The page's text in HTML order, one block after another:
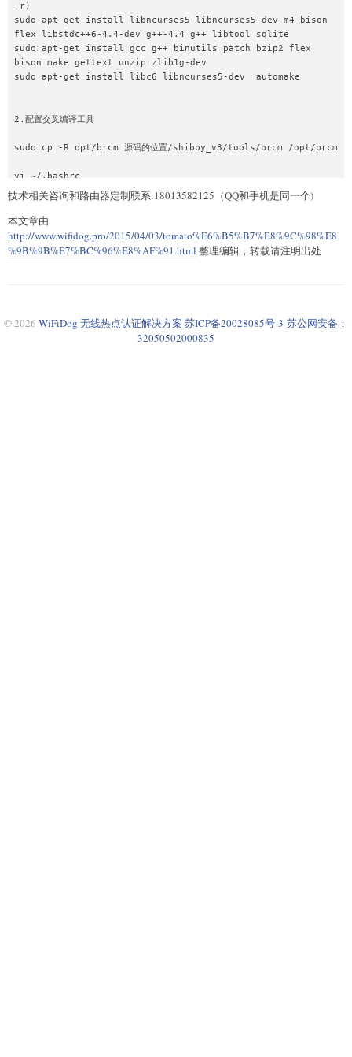
-r)
sudo apt-get install libncurses5 libncurses5-dev m4 bison
flex libstdc++6-4.4-dev g++-4.4 g++ libtool sqlite
sudo apt-get install gcc g++ binutils patch bzip2 flex
bison make gettext unzip zlib1g-dev
sudo apt-get install libc6 libncurses5-dev  automake
2.配置交叉编译工具
sudo cp -R opt/brcm 源码的位置/shibby_v3/tools/brcm /opt/brcm
vi ~/.bashrc
在最后一行处加入
    PATH=/opt/brcm/hndtools-mipsel-
uclibc/bin:/opt/brcm/hndtools-mipsel-linux/bin:$PATH
fi
技术相关咨询和路由器定制联系:18013582125（QQ和手机是同一个)
本文章由
http://www.wifidog.pro/2015/04/03/tomato%E6%B5%B7%E8%9C%98%E8
%9B%9B%E7%BC%96%E8%AF%91.html 整理编辑，转载请注明出处
© 2026 WiFiDog 无线热点认证解决方案 苏ICP备20028085号-3 苏公网安备：
32050502000835